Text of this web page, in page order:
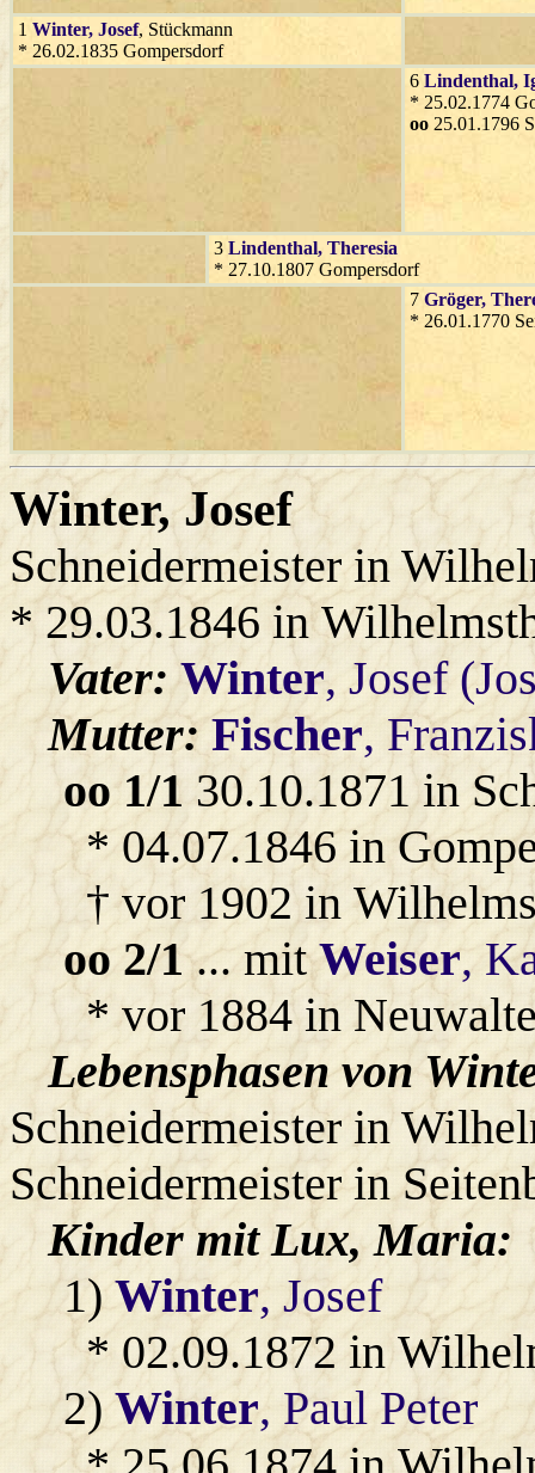
1 Winter, Josef, Stückmann
* 26.02.1835 Gompersdorf
6 Lindenthal,
* 25.02.1774
oo 25.01.1796
3 Lindenthal, Theresia
* 27.10.1807 Gompersdorf
7 Gröger,
* 26.01.1770
Winter, Josef
Schneidermeister in
* 29.03.1846 in
Vater:Winter, Josef
Mutter:Fischer,
oo 1/130.10.1871 in
* 04.07.1846 in
† vor 1902 in
oo 2/1... mitWeiser,
* vor 1884 in
Lebensphasen von
Schneidermeister in
Schneidermeister in
Kinder mit Lux, Maria:
1)Winter, Josef
* 02.09.1872 in
2)Winter, Paul Peter